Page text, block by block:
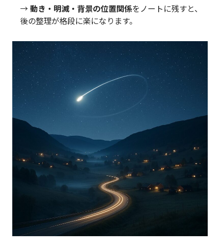
→動き・明滅・背景の位置関係をノートに残すと、
後の整理が格段に楽になります。